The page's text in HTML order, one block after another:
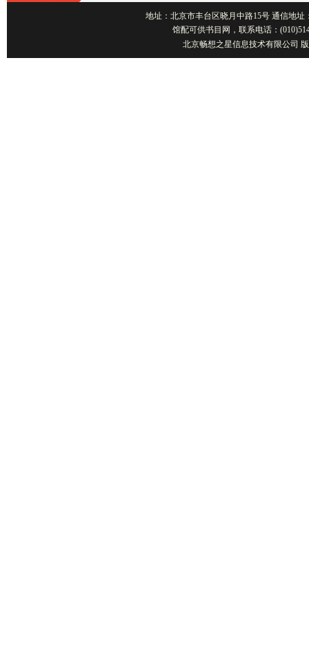
地址：北京市丰台区晓月中路15号 通信地址
馆配可供书目网，联系电话：
北京畅想之星信息技术有限公司